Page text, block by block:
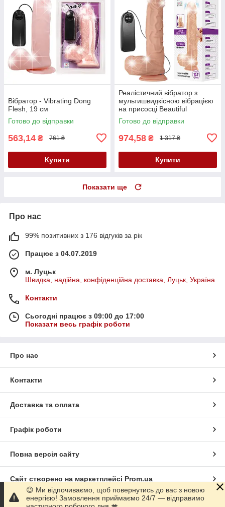
Вібратор - Vibrating Dong
Flesh, 19 см
Готово до відправки
563,14 ₴ 761 ₴
Купити
Реалістичний вібратор з
мультишвидкісною вібрацією
на присосці Beautiful
Encounter Bergrisi Vibrator
Flesh
Готово до відправки
974,58 ₴ 1 317 ₴
Купити
Показати ще
Про нас
99% позитивних з 176 відгуків за рік
Працює з 04.07.2019
м. Луцьк
Швидка, надійна, конфіденційна доставка, Луцьк, Україна
Контакти
Сьогодні працює з 09:00 до 17:00
Показати весь графік роботи
Про нас
Контакти
Доставка та оплата
Графік роботи
Повна версія сайту
Сайт створено на маркетплейсі Prom.ua
Політика конфіденційності
😉 Ми відпочиваємо, щоб повернутись до вас з новою
енергією! Замовлення приймаємо 24/7 — відправимо